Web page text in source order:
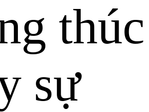
thúc
sự